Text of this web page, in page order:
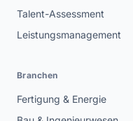
Talent-Assessment
Leistungsmanagement
Branchen
Fertigung & Energie